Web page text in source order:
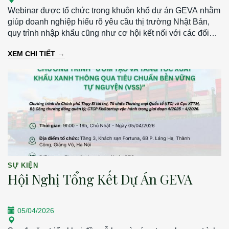
Webinar được tổ chức trong khuôn khổ dự án GEVA nhằm
giúp doanh nghiệp hiểu rõ yêu cầu thị trường Nhật Bản,
quy trình nhập khẩu cũng như cơ hội kết nối với các đối
30/03/2026 - Hình thức: Trực tuyến qua Zoom - Ngôn ngữ:
XEM CHI TIẾT →
SỰ KIỆN
Hội Nghị Tổng Kết Dự Án GEVA
05/04/2026